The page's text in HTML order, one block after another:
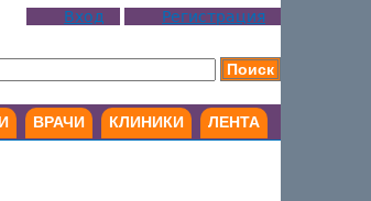
Вход Регистрация
ВРАЧИ КЛИНИКИ ЛЕНТА